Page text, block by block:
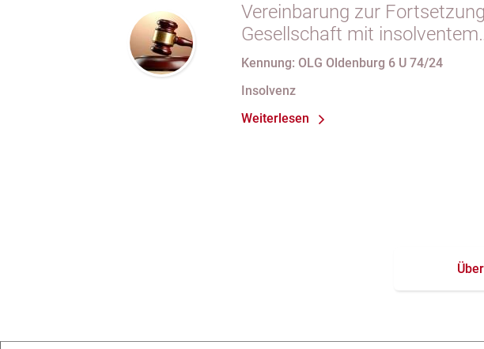
Vereinbarung zur
Gesellschaft mit insolventem
Gesellschafter in
Kennung: OLG Oldenburg 6 U 74/24
Insolvenz
Weiterlesen